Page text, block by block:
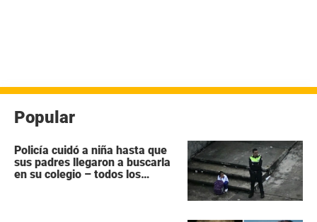
Popular
Policía cuidó a niña hasta que
sus padres llegaron a buscarla
en su colegio – todos los